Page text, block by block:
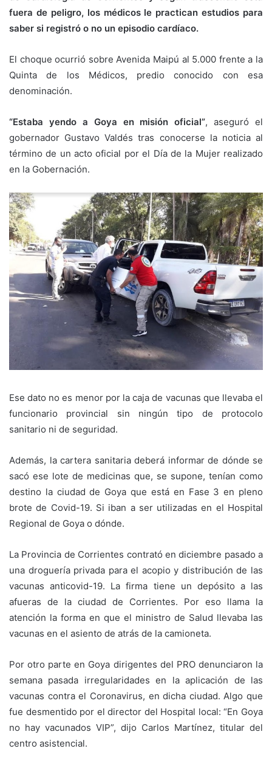
fuera de peligro, los médicos le practican estudios para
saber si registró o no un episodio cardíaco.
El choque ocurrió sobre Avenida Maipú al 5.000 frente a la
Quinta de los Médicos, predio conocido con esa
denominación.
“Estaba yendo a Goya en misión oficial”, aseguró el
gobernador Gustavo Valdés tras conocerse la noticia al
término de un acto oficial por el Día de la Mujer realizado
en la Gobernación.
Ese dato no es menor por la caja de vacunas que llevaba el
funcionario provincial sin ningún tipo de protocolo
sanitario ni de seguridad.
Además, la cartera sanitaria deberá informar de dónde se
sacó ese lote de medicinas que, se supone, tenían como
destino la ciudad de Goya que está en Fase 3 en pleno
brote de Covid-19. Si iban a ser utilizadas en el Hospital
Regional de Goya o dónde.
La Provincia de Corrientes contrató en diciembre pasado a
una droguería privada para el acopio y distribución de las
vacunas anticovid-19. La firma tiene un depósito a las
afueras de la ciudad de Corrientes. Por eso llama la
atención la forma en que el ministro de Salud llevaba las
vacunas en el asiento de atrás de la camioneta.
Por otro parte en Goya dirigentes del PRO denunciaron la
semana pasada irregularidades en la aplicación de las
vacunas contra el Coronavirus, en dicha ciudad. Algo que
fue desmentido por el director del Hospital local: “En Goya
no hay vacunados VIP”, dijo Carlos Martínez, titular del
centro asistencial.